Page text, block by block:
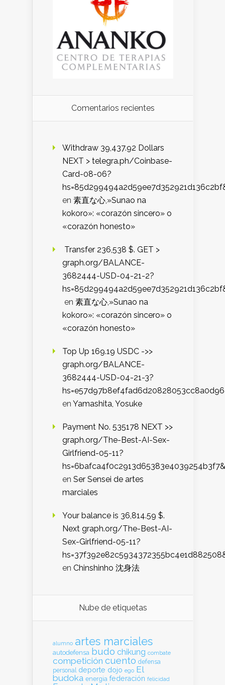
Comentarios recientes
Withdraw 39,437.92 Dollars
NEXT > telegra.ph/Coinbase-
Card-08-06?
en 素直な心,»Sunao na
kokoro»: «corazón sincero» o
«corazón honesto»
️ Transfer 236,538 $. GET >
graph.org/BALANCE-
3682444-USD-04-21-2?
en 素直な心,»Sunao na
kokoro»: «corazón sincero» o
«corazón honesto»
Top Up 169.19 USDC ->>
graph.org/BALANCE-
3682444-USD-04-21-3?
en Yamashita, Yosuke
Payment No. 535178 NEXT >>
graph.org/The-Best-AI-Sex-
Girlfriend-05-11?
hs=6bafca4f0c2913d65383e4039254b3f7&
en Ser Sensei de artes
marciales
Your balance is 36,814.59 $.
Next graph.org/The-Best-AI-
Sex-Girlfriend-05-11?
en Chinshinho 沈身法
Nube de etiquetas
alumno artes marciales
autodefensa budo chikung combate
competición cuento defensa
personal deporte dojo ego El
budoka energia federación felicidad